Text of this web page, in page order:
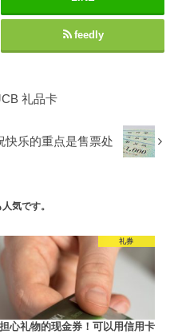
feedly
礼品卡
快乐的重点是售票处
気です。
礼券
担心礼物的现金券！可以用信用卡